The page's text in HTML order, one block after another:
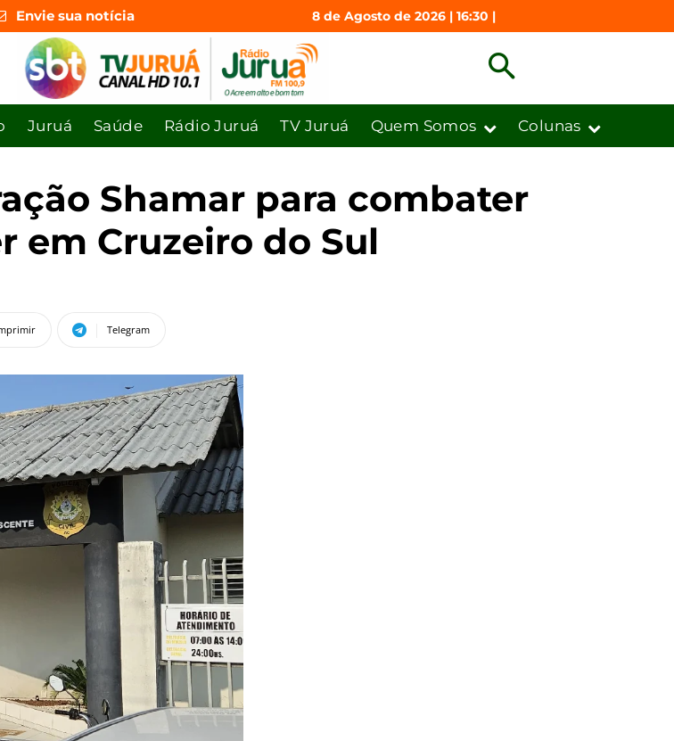
Envie sua notícia 8 de Agosto de 2026 | 16:30 |
Juruá Saúde Rádio Juruá TV Juruá Quem Somos Colunas
Shamar para combater
em Cruzeiro do Sul
Telegram